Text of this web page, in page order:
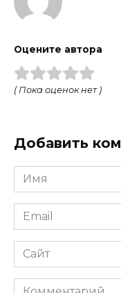
Оцените автора
( Пока оценок нет )
Добавить
Имя
Email
Сайт
Комментарий